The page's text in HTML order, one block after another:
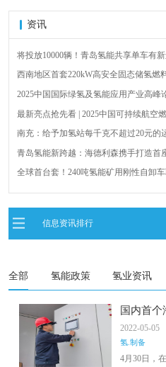
资讯
将投放10000辆！青岛氢能共享单车有
西南地区首套220kW高安全固态储氢燃
2025中国国际绿氢及氢能应用产业高
最新亮点抢先看 | 2025中国可持续航空
南充：给予加氢站每千克不超过20元的
青岛氢能新跨越：海德利森携手打造首
全球首台套！240吨氢能矿用刚性自卸
新疆俊瑞温宿规模化制绿氢项目开工仪
产业发展举办交流会
广州开发区、黄埔区发布措施降低车用
信息资讯排行
全部 氢能政策 氢业资讯
国内首
目实现制
2022-05-05
氢.制备
4月30日，